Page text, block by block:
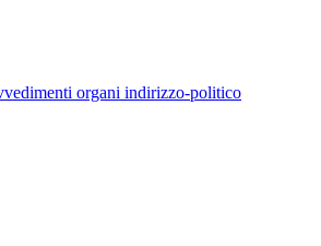
organi indirizzo-politico